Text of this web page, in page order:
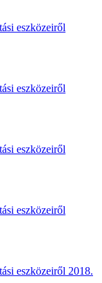
eszközeiről
eszközeiről
eszközeiről
eszközeiről
eszközeiről 2018.